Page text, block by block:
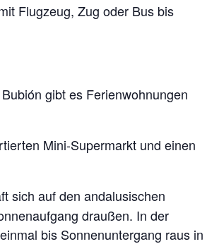
Flugzeug, Zug oder Bus bis
gibt es Ferienwohnungen
Mini-Supermarkt und einen
sich auf den andalusischen
draußen. In der
bis Sonnenuntergang raus in